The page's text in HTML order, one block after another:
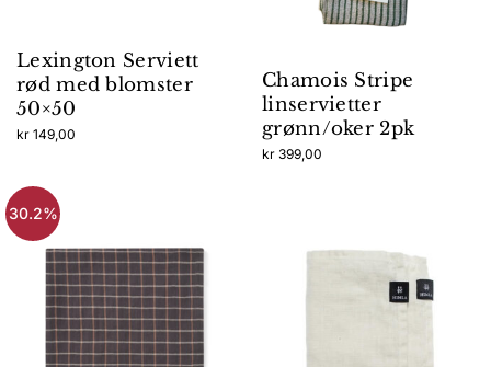
Lexington Serviett
rød med blomster
50×50
kr 149,00
Chamois Stripe
linservietter
grønn/oker 2pk
kr 399,00
30.2%